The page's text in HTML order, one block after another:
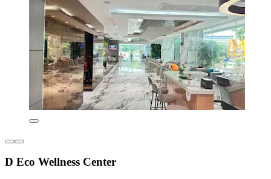
D Eco Wellness Center